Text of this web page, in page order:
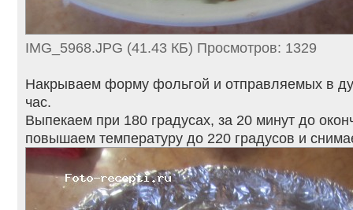
IMG_5968.JPG (41.43 КБ) Просмотров: 1329
Накрываем форму фольгой и отправляемых в
час.
Выпекаем при 180 градусах, за 20 минут до
повышаем температуру до 220 градусов и